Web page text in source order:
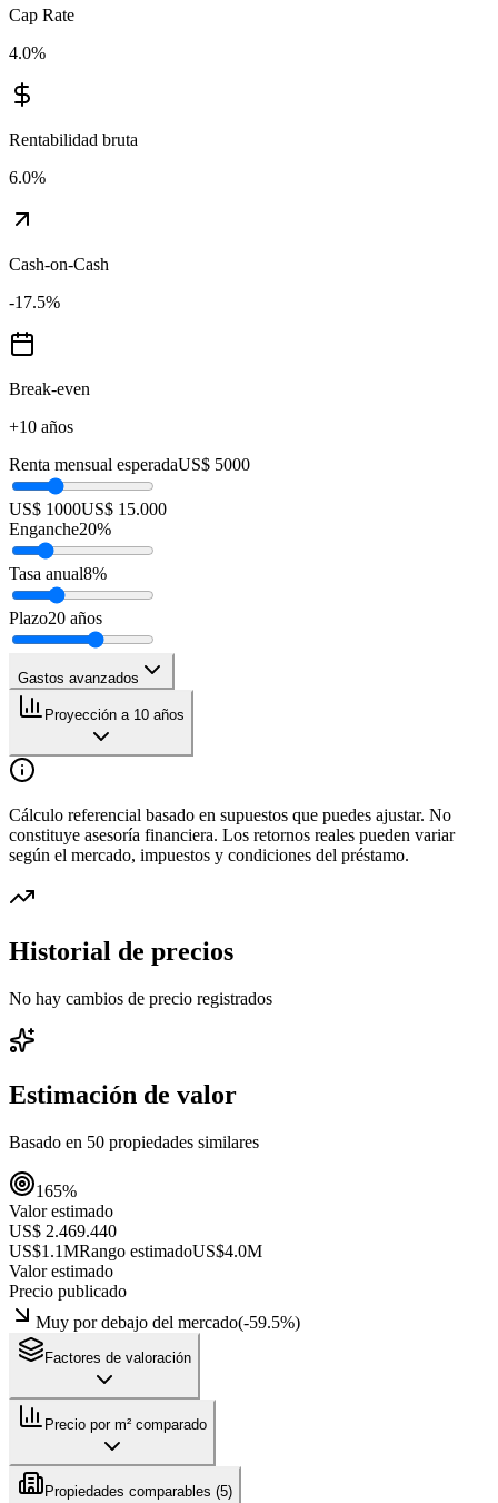
Cap Rate
4.0%
Rentabilidad bruta
6.0%
Cash-on-Cash
-17.5%
Break-even
+10 años
Renta mensual esperadaUS$ 5000
US$ 1000US$ 15.000
Enganche20%
Tasa anual8%
Plazo20 años
Gastos avanzados
Proyección a 10 años
Cálculo referencial basado en supuestos que puedes ajustar. No
constituye asesoría financiera. Los retornos reales pueden variar
según el mercado, impuestos y condiciones del préstamo.
Historial de precios
No hay cambios de precio registrados
Estimación de valor
Basado en 50 propiedades similares
165%
Valor estimado
US$ 2.469.440
US$1.1MRango estimadoUS$4.0M
Valor estimado
Precio publicado
Muy por debajo del mercado(-59.5%)
Factores de valoración
Precio por m² comparado
Propiedades comparables (5)